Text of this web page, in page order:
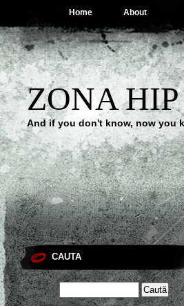
Home About
ZONA
And if you don't know, now you
CAUTA